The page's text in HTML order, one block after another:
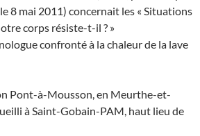
8 mai 2011) concernait les « Situations
corps résiste-t-il ? »
confronté à la chaleur de la lave
Pont-à-Mousson, en Meurthe-et-
à Saint-Gobain-PAM, haut lieu de